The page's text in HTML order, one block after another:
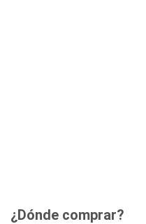
¿Dónde comprar?